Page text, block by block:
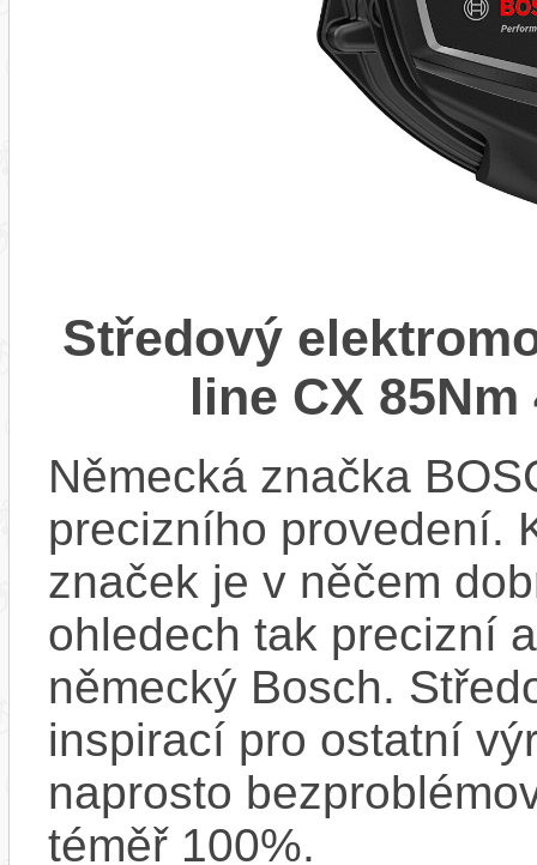
Středový
line CX
Německá značka
precizního provedení.
značek je v něčem
ohledech tak precizní
německý Bosch.
inspirací pro ostatní
naprosto
téměř 100%.